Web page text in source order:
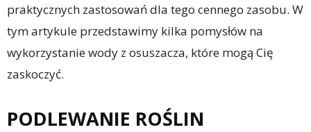
praktycznych zastosowań dla tego cennego zasobu. W
tym artykule przedstawimy kilka pomysłów na
wykorzystanie wody z osuszacza, które mogą Cię
zaskoczyć.
PODLEWANIE ROŚLIN